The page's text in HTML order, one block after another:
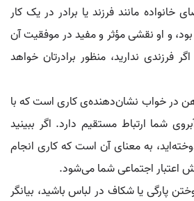
خانواده مانند فرزند یا برادر در یک کار
و او نقشی مؤثر و مفید در موفقیت آن
فرزندی ندارید، منظور برادرتان خواهد
در خواب نشان‌دهنده‌ی کاری است که با
شما ارتباط مستقیم دارد. اگر ببینید
به معنای آن است که کاری انجام
اعتبار اجتماعی شما می‌شود.
پارگی یا شکاف در لباس باشید، بیانگر